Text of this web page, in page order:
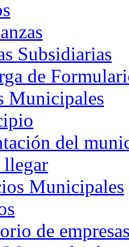
Subsidiarias
de
Municipales
del
llegar
Municipales
de